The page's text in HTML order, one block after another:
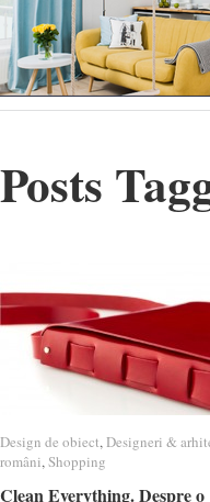
Posts
Design de obiect,Designeri &
români,Shopping
Clean Everything. Despre o
Design de obiect Designeri &
români Shopping
Clean Everything. Despre o